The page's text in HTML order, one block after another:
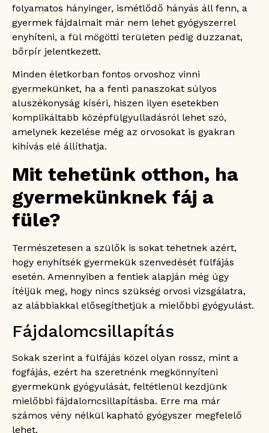
folyamatos hányinger, ismétlődő hányás áll fenn, a
gyermek fájdalmait már nem lehet gyógyszerrel
enyhíteni, a fül mögötti területen pedig duzzanat,
bőrpír jelentkezett.
Minden életkorban fontos orvoshoz vinni
gyermekünket, ha a fenti panaszokat súlyos
aluszékonyság kíséri, hiszen ilyen esetekben
komplikáltabb középfülgyulladásról lehet szó,
amelynek kezelése még az orvosokat is gyakran
kihívás elé állíthatja.
Mit tehetünk otthon, ha
gyermekünknek fáj a
füle?
Természetesen a szülők is sokat tehetnek azért,
hogy enyhítsék gyermekük szenvedését fülfájás
esetén. Amennyiben a fentiek alapján még úgy
ítéljük meg, hogy nincs szükség orvosi vizsgálatra,
az alábbiakkal elősegíthetjük a mielőbbi gyógyulást.
Fájdalomcsillapítás
Sokak szerint a fülfájás közel olyan rossz, mint a
fogfájás, ezért ha szeretnénk megkönnyíteni
gyermekünk gyógyulását, feltétlenül kezdjünk
mielőbbi fájdalomcsillapításba. Erre ma már
számos vény nélkül kapható gyógyszer megfelelő
lehet.